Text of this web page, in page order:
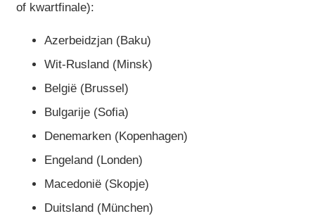
of kwartfinale):
Azerbeidzjan (Baku)
Wit-Rusland (Minsk)
België (Brussel)
Bulgarije (Sofia)
Denemarken (Kopenhagen)
Engeland (Londen)
Macedonië (Skopje)
Duitsland (München)